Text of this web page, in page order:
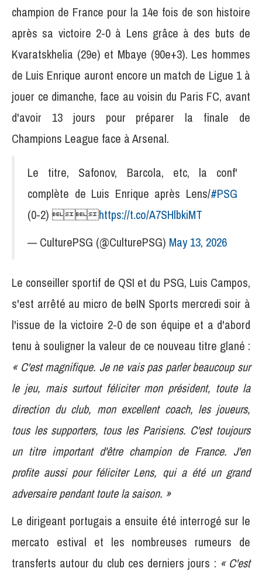
champion de France pour la 14e fois de son histoire
après sa victoire 2-0 à Lens grâce à des buts de
Kvaratskhelia (29e) et Mbaye (90e+3). Les hommes
de Luis Enrique auront encore un match de Ligue 1 à
jouer ce dimanche, face au voisin du Paris FC, avant
d'avoir 13 jours pour préparer la finale de
Champions League face à Arsenal.
Le titre, Safonov, Barcola, etc, la conf'
complète de Luis Enrique après Lens/#PSG
(0-2) https://t.co/A7SHlbkiMT
— CulturePSG (@CulturePSG) May 13, 2026
Le conseiller sportif de QSI et du PSG, Luis Campos,
s'est arrêté au micro de beIN Sports mercredi soir à
l'issue de la victoire 2-0 de son équipe et a d'abord
tenu à souligner la valeur de ce nouveau titre glané :
« C'est magnifique. Je ne vais pas parler beaucoup sur
le jeu, mais surtout féliciter mon président, toute la
direction du club, mon excellent coach, les joueurs,
tous les supporters, tous les Parisiens. C'est toujours
un titre important d'être champion de France. J'en
profite aussi pour féliciter Lens, qui a été un grand
adversaire pendant toute la saison. »
Le dirigeant portugais a ensuite été interrogé sur le
mercato estival et les nombreuses rumeurs de
transferts autour du club ces derniers jours : « C'est